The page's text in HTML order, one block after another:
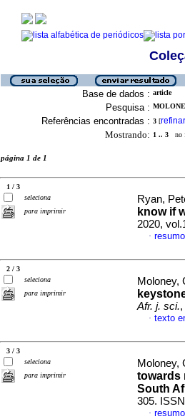
Base de dados : article
Pesquisa :
Referências encontradas : 3 [refinar
Mostrando: 1 .. 3 no
página 1 de 1
1 / 3
seleciona
para imprimir
Ryan,
know if
2020,
·
2 / 3
seleciona
para imprimir
Moloney,
Afr. j. sci.
· texto
3 / 3
seleciona
para imprimir
Moloney,
towards
South
305.
·